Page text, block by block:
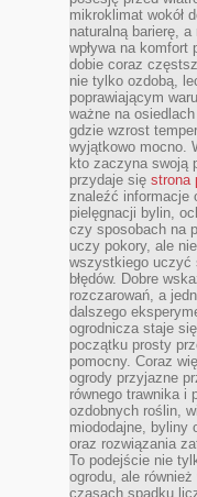
mikroklimat wokół
naturalną barierę,
wpływa na komfort
dobie coraz
nie tylko ozdobą,
poprawiającym
ważne na
gdzie wzrost
wyjątkowo mocno.
kto zaczyna swoją
przydaje się strona
znaleźć informacje
pielęgnacji bylin,
czy sposobach na
uczy pokory, ale
wszystkiego uczyć
błędów. Dobre
rozczarowań, a
dalszego
ogrodnicza staje
początku prosty
pomocny. Coraz
ogrody przyjazne
równego trawnika i
ozdobnych roślin,
miododajne, byliny
oraz rozwiązania
To podejście nie
ogrodu, ale
czasach spadku